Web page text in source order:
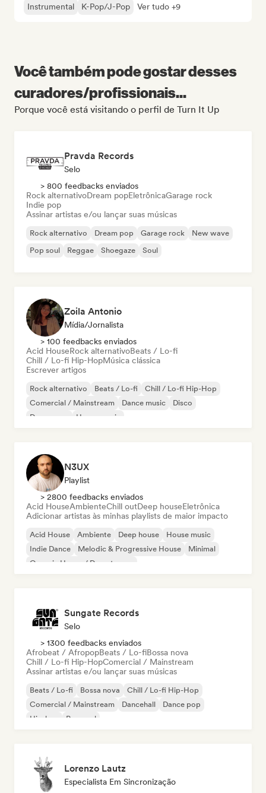
Instrumental K-Pop/J-Pop Ver tudo +9
Você também pode gostar desses
curadores/profissionais...
Porque você está visitando o perfil de Turn It Up
Pravda Records
Selo
> 800 feedbacks enviados
Rock alternativoDream popEletrônicaGarage rock
Indie pop
Assinar artistas e/ou lançar suas músicas
Rock alternativo Dream pop Garage rock
New wave
Pop soul
Reggae Shoegaze Soul
Zoila Antonio
Mídia/Jornalista
> 100 feedbacks enviados
Acid HouseRock alternativoBeats / Lo-fi
Chill / Lo-fi Hip-HopMúsica clássica
Escrever artigos
Rock alternativo Beats / Lo-fi
Chill / Lo-fi Hip-Hop
Comercial / Mainstream
Dance music
Disco
Dream pop
House music
N3UX
Playlist
> 2800 feedbacks enviados
Acid HouseAmbienteChill outDeep houseEletrônica
Adicionar artistas às minhas playlists de maior impacto
Acid House Ambiente Deep house
House music
Indie Dance
Melodic & Progressive House
Minimal
Organic House / Downtempo
Sungate Records
Selo
> 1300 feedbacks enviados
Afrobeat / AfropopBeats / Lo-fiBossa nova
Chill / Lo-fi Hip-HopComercial / Mainstream
Assinar artistas e/ou lançar suas músicas
Beats / Lo-fi Bossa nova
Chill / Lo-fi Hip-Hop
Comercial / Mainstream
Dancehall
Dance pop
Hip-hop
Pop soul
Lorenzo Lautz
Especialista Em Sincronização